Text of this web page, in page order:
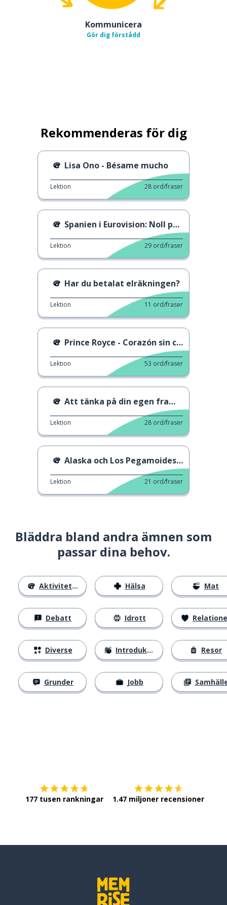
Kommunicera
Gör dig förstådd
Rekommenderas för dig
Lisa Ono - Bésame mucho
Lektion 28 ord/fraser
Spanien i Eurovision: Noll poäng
Lektion 29 ord/fraser
Har du betalat elräkningen?
Lektion 11 ord/fraser
Prince Royce - Corazón sin cara
Lektion 53 ord/fraser
Att tänka på din egen framtid
Lektion 28 ord/fraser
Alaska och Los Pegamoides - Bailando
Lektion 21 ord/fraser
Bläddra bland andra ämnen som
passar dina behov.
Aktiviteter
Debatt
Diverse
Grunder
Hälsa
Idrott
Introduktion
Jobb
Mat
Resor
177 tusen rankningar 1.47 miljoner recensioner